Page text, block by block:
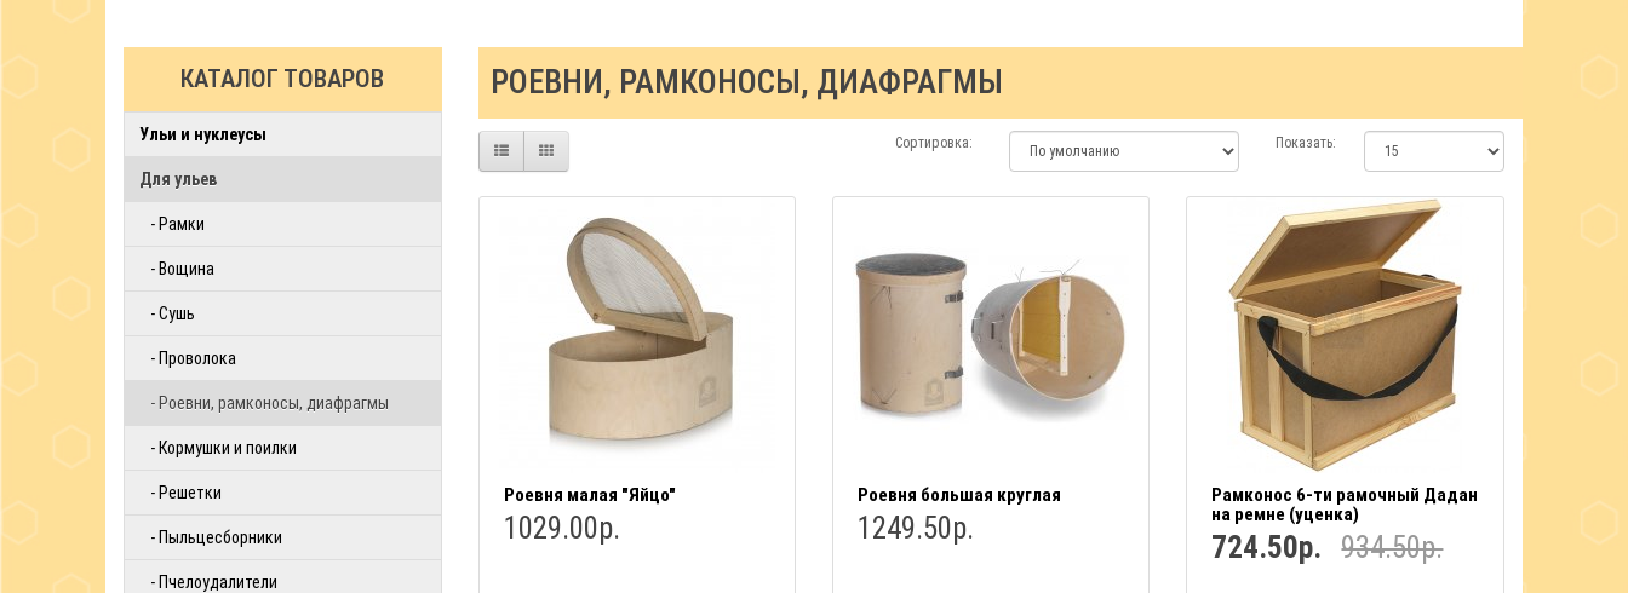
КАТАЛОГ ТОВАРОВ
Ульи и нуклеусы
Для ульев
- Рамки
- Вощина
- Сушь
- Проволока
- Роевни, рамконосы, диафрагмы
- Кормушки и поилки
- Решетки
- Пыльцесборники
- Пчелоудалители
РОЕВНИ, РАМКОНОСЫ, ДИАФРАГМЫ
Сортировка: Показать:
Роевня малая "Яйцо"
1029.00р.
Роевня большая круглая
1249.50р.
Рамконос 6-ти рамочный Дадан
на ремне (уценка)
724.50р. 934.50р.